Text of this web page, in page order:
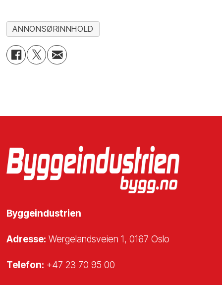
ANNONSØRINNHOLD
Byggeindustrien
Adresse: Wergelandsveien 1, 0167 Oslo
Telefon: +47 23 70 95 00